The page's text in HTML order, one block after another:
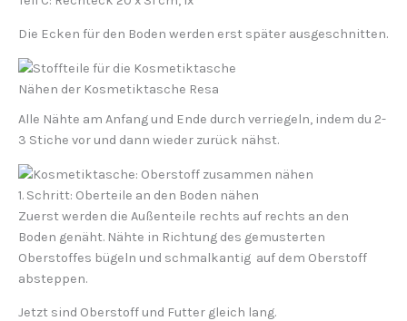
Die Ecken für den Boden werden erst später ausgeschnitten.
Nähen der Kosmetiktasche Resa
Alle Nähte am Anfang und Ende durch verriegeln, indem du 2-
3 Stiche vor und dann wieder zurück nähst.
1. Schritt: Oberteile an den Boden nähen
Zuerst werden die Außenteile rechts auf rechts an den
Boden genäht. Nähte in Richtung des gemusterten
Oberstoffes bügeln und schmalkantig auf dem Oberstoff
absteppen.
Jetzt sind Oberstoff und Futter gleich lang.